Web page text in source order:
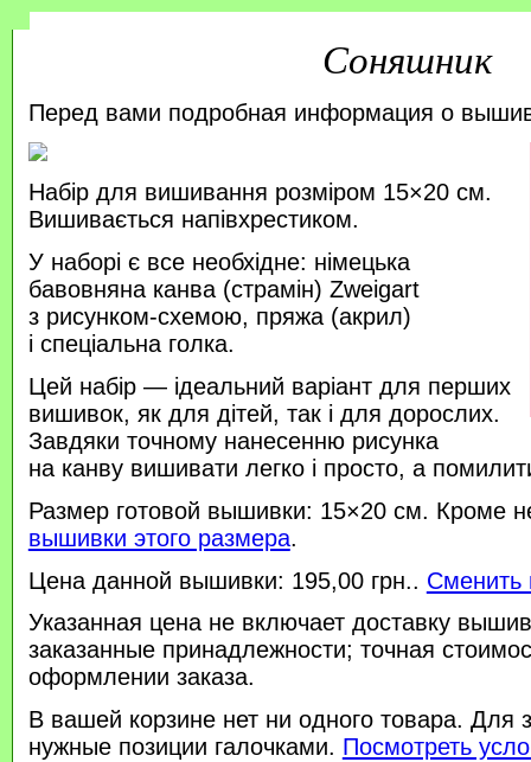
Соняшник
Перед вами подробная информация о
Набір для вишивання розміром 15×20 см.
Вишивається напівхрестиком.
У наборі є все необхідне: німецька
бавовняна канва (страмін) Zweigart
з рисунком-схемою, пряжа (акрил)
і спеціальна голка.
Цей набір — ідеальний варіант для перших
вишивок, як для дітей, так і для дорослих.
Завдяки точному нанесенню рисунка
на канву вишивати легко і просто, а
Размер готовой вышивки: 15×20 см. Кроме
вышивки этого размера.
Цена данной вышивки: 195,00 грн.. Сменить
Указанная цена не включает доставку
заказанные принадлежности; точная
оформлении заказа.
В вашей корзине нет ни одного товара. Для
нужные позиции галочками. Посмотреть